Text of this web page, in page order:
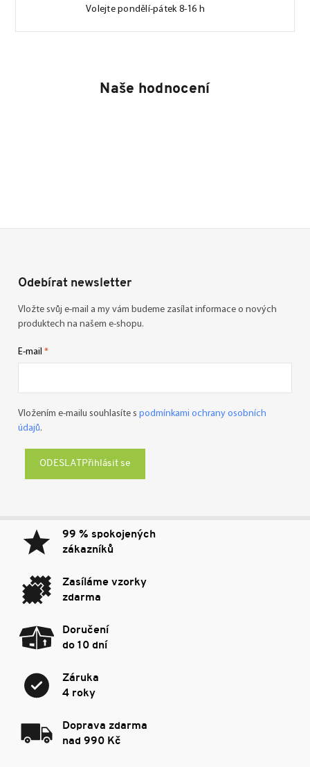
Volejte pondělí-pátek 8-16 h
Naše hodnocení
Odebírat newsletter
Vložte svůj e-mail a my vám budeme zasílat informace o nových
produktech na našem e-shopu.
E-mail
Vložením e-mailu souhlasíte s podmínkami ochrany osobních
údajů.
Přihlásit se
99 % spokojených
zákazníků
Zasíláme vzorky
zdarma
Doručení
do 10 dní
Záruka
4 roky
Doprava zdarma
nad 990 Kč